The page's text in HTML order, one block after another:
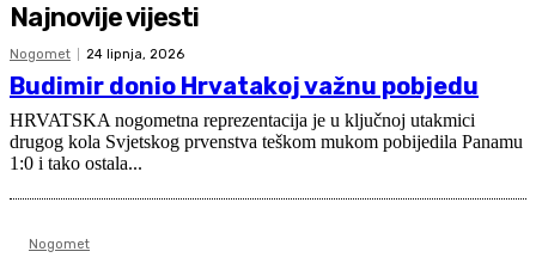
Najnovije vijesti
Nogomet 24 lipnja, 2026
Budimir donio Hrvatakoj važnu pobjedu
HRVATSKA nogometna reprezentacija je u ključnoj utakmici
drugog kola Svjetskog prvenstva teškom mukom pobijedila Panamu
1:0 i tako ostala...
Nogomet